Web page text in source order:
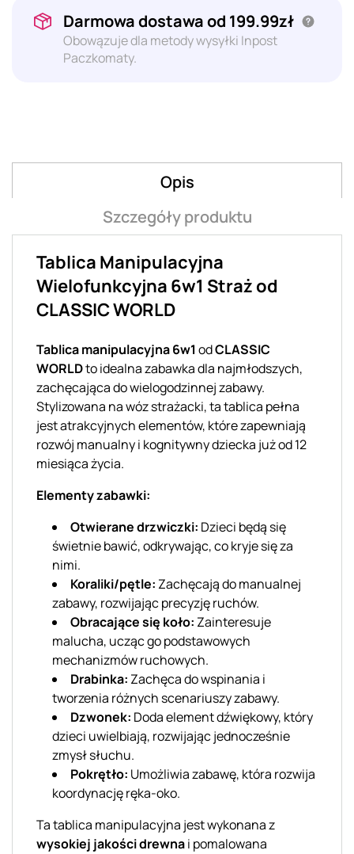
Darmowa dostawa od 199.99zł
Obowązuje dla metody wysyłki Inpost
Paczkomaty.
Opis
Szczegóły produktu
Tablica Manipulacyjna
Wielofunkcyjna 6w1 Straż od
CLASSIC WORLD
Tablica manipulacyjna 6w1odCLASSIC
WORLDto idealna zabawka dla najmłodszych,
zachęcająca do wielogodzinnej zabawy.
Stylizowana na wóz strażacki, ta tablica pełna
jest atrakcyjnych elementów, które zapewniają
rozwój manualny i kognitywny dziecka już od 12
miesiąca życia.
Elementy zabawki:
Otwierane drzwiczki: Dzieci będą się
świetnie bawić, odkrywając, co kryje się za
nimi.
Koraliki/pętle: Zachęcają do manualnej
zabawy, rozwijając precyzję ruchów.
Obracające się koło: Zainteresuje
malucha, ucząc go podstawowych
mechanizmów ruchowych.
Drabinka: Zachęca do wspinania i
tworzenia różnych scenariuszy zabawy.
Dzwonek: Doda element dźwiękowy, który
dzieci uwielbiają, rozwijając jednocześnie
zmysł słuchu.
Pokrętło: Umożliwia zabawę, która rozwija
koordynację ręka-oko.
Ta tablica manipulacyjna jest wykonana z
wysokiej jakości drewnai pomalowana